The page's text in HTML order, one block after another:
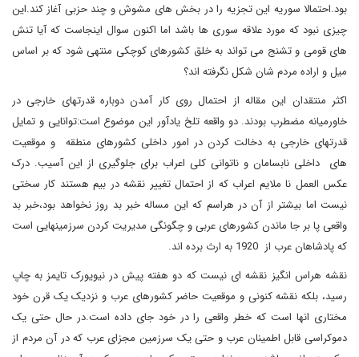
بود.احتمالا سوریه این تجزیه را در بخش های مشوش و چند حزبی آغاز کند.این
چیزی نبود که مورد علاقه سوری ها باشد اما اکنون سوال اینجاست که آیا تنش
های قومی و تشنج می تواند به خلق کشورهای کوچکی منتهی شود که بر اساس
میل و اراده مردم شان شکل نگرفته اند؟
اکثر منتقدان این مقاله از احتمال روی کار آمدن دوباره قدرتهای خارجی در
خاورمیانه مضطرب بودند. دو واقعه تلخ یادآور این موضوع است:توانایی و تمایل
قدرتهای خارجی به دخالت کردن در امور داخلی کشورهای منطقه و موقعیت
های داخلی نابسامان و ناتوانی کلی اعراب برای جلوگیری از این آسیب. درک
عکس العمل نا ملایم اعراب که از احتمال تغییر نقشه در بیم هستند کار سختی
نیست اما بیشتر از آن در هراسم که این مساله خبر بد روز نخواهد بود،خبر بد
واقعی پا بر جا ماندن کشورهای عربی و چگونگی مدیریت کردن سرزمینهایی است
که پادشاهان عرب از 1920 به ارث برده اند.
نقشه هراس انگیز نقشه ای نیست که دو هفته پیش در نیویورک تایمز به چاپ
رسید، بلکه نقشه کنونی و موقعیت حاضر کشورهای عرب و نزدیک یک قرن خود
مختاری انها است که خطر واقعی را در خود جای داده است.در حال حتی یک
دموکراسی قابل اطمینان عرب و حتی یک سرزمین مجزای عرب که در آن مردم از